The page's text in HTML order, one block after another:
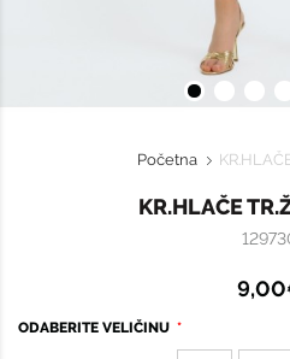
Početna
KR.HLAČE
ODABERITE VELIČINU